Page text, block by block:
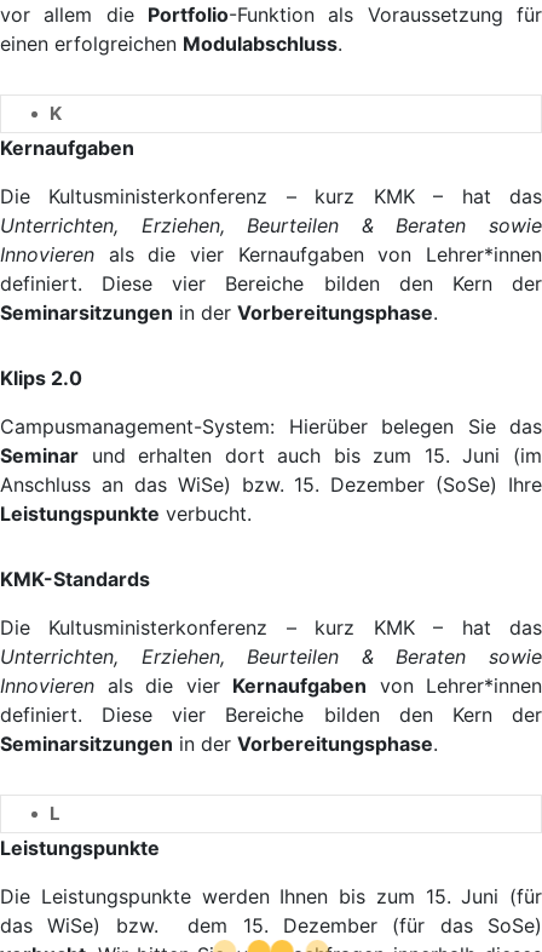
vor allem die Portfolio-Funktion als Voraussetzung für
einen erfolgreichen Modulabschluss.
K
Kernaufgaben
Die Kultusministerkonferenz – kurz KMK – hat das
Unterrichten, Erziehen, Beurteilen & Beraten sowie
Innovieren als die vier Kernaufgaben von Lehrer*innen
definiert. Diese vier Bereiche bilden den Kern der
Seminarsitzungen in der Vorbereitungsphase.
Klips 2.0
Campusmanagement-System: Hierüber belegen Sie das
Seminar und erhalten dort auch bis zum 15. Juni (im
Anschluss an das WiSe) bzw. 15. Dezember (SoSe) Ihre
Leistungspunkte verbucht.
KMK-Standards
Die Kultusministerkonferenz – kurz KMK – hat das
Unterrichten, Erziehen, Beurteilen & Beraten sowie
Innovieren als die vier Kernaufgaben von Lehrer*innen
definiert. Diese vier Bereiche bilden den Kern der
Seminarsitzungen in der Vorbereitungsphase.
L
Leistungspunkte
Die Leistungspunkte werden Ihnen bis zum 15. Juni (für
das WiSe) bzw. dem 15. Dezember (für das SoSe)